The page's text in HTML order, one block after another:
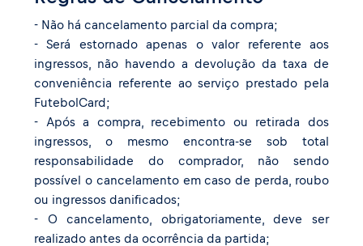
- Não há cancelamento parcial da compra;
- Será estornado apenas o valor referente aos
ingressos, não havendo a devolução da taxa de
conveniência referente ao serviço prestado pela
FutebolCard;
- Após a compra, recebimento ou retirada dos
ingressos, o mesmo encontra-se sob total
responsabilidade do comprador, não sendo
possível o cancelamento em caso de perda, roubo
ou ingressos danificados;
- O cancelamento, obrigatoriamente, deve ser
realizado antes da ocorrência da partida;